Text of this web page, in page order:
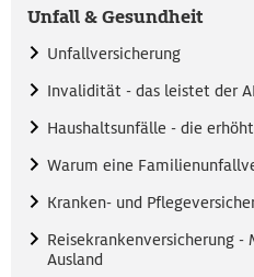
Unfall & Gesundheit
Unfallversicherung
Invalidität - das leistet der
Haushaltsunfälle - die
Warum eine
Kranken- und
Reisekrankenversicherung -
Ausland